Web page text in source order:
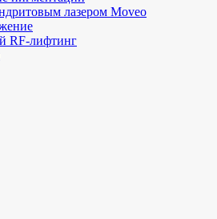
лазером Moveo
RF-лифтинг